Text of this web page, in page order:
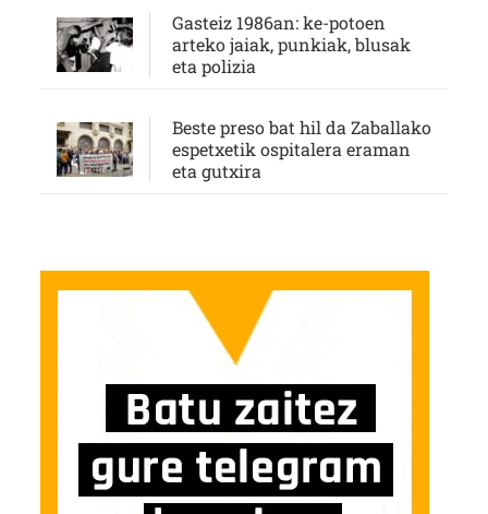
Gasteiz 1986an: ke-potoen
arteko jaiak, punkiak, blusak
eta polizia
Beste preso bat hil da Zaballako
espetxetik ospitalera eraman
eta gutxira